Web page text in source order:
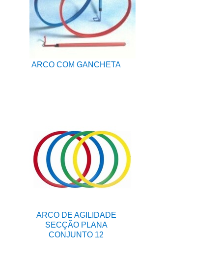
ARCO COM GANCHETA
ARCO DE AGILIDADE
SECÇÃO PLANA
CONJUNTO 12